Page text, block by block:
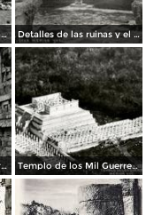
Alberca del Hotel Mayaland Detalles de las ruinas y el castillo
La Iglesia y el Observatorio Templo de los Mil Guerreros